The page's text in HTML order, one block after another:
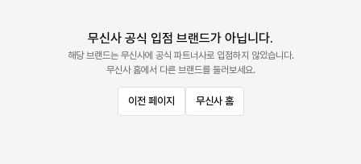
무신사 공식 입점 브랜드가 아닙니다.
해당 브랜드는 무신사에 공식 파트너사로 입점하지 않았습니다.
무신사 홈에서 다른 브랜드를 둘러보세요.
이전 페이지 무신사 홈